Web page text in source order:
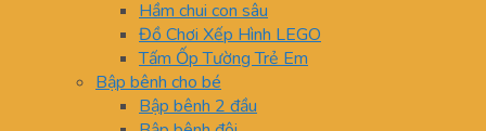
Hầm chui con sâu
Đồ Chơi Xếp Hình LEGO
Tấm Ốp Tường Trẻ Em
Bập bênh cho bé
Bập bênh 2 đầu